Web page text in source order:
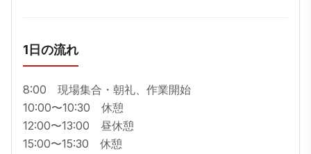
1日の流れ
8:00　現場集合・朝礼、作業開始
10:00〜10:30　休憩
12:00〜13:00　昼休憩
15:00〜15:30　休憩